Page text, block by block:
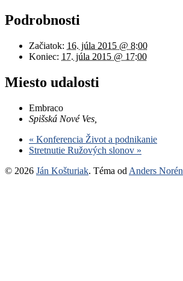
Podrobnosti
Začiatok: 16. júla 2015 @ 8:00
Koniec: 17. júla 2015 @ 17:00
Miesto udalosti
Embraco
Spišská Nové Ves
« Konferencia Život a podnikanie
Stretnutie Ružových slonov »
© 2026 Ján Košturiak. Téma od Anders Norén